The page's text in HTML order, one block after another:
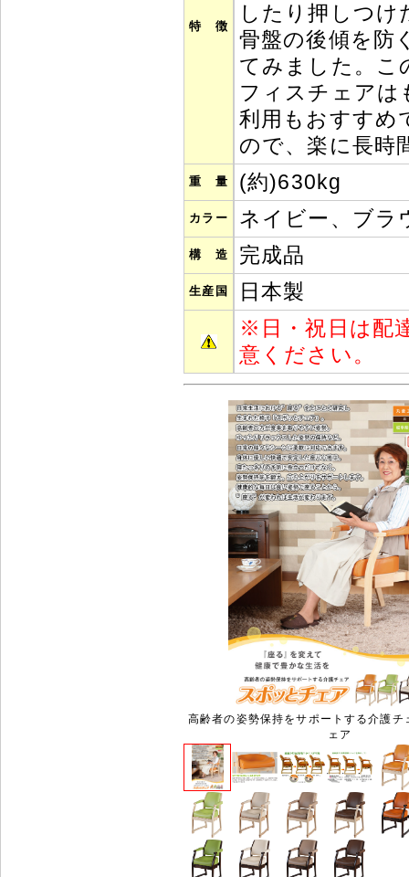
特 徴
したり押しつ
骨盤の後傾を防
てみました。こ
フィスチェアは
利用もおすすめ
ので、楽に長時
重 量 (約)630kg
カラー ネイビー、ブラ
構 造 完成品
生産国
日本製
※ 日・祝日は配
意ください。
高齢者の姿勢保持をサポートする介護チ
ェア